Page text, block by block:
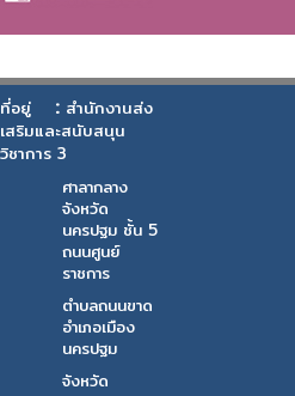
ที่อยู่ : สำนักงานส่ง
เสริมและสนับสนุน
วิชาการ 3
ศาลากลาง
จังหวัด
นครปฐม ชั้น 5
ถนนศูนย์
ราชการ
ตำบลถนนขาด
อำเภอเมือง
นครปฐม
จังหวัด